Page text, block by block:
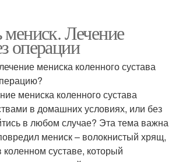
мениск. Лечение
операции
мениска коленного сустава
мениска коленного сустава
в домашних условиях, или без
в любом случае? Эта тема важна
мениск – волокнистый хрящ,
суставе, который